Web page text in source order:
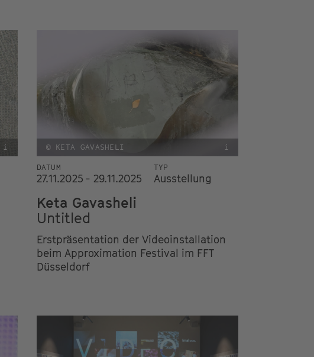
i © KETA GAVASHELI i
DATUM
27.11.2025 - 29.11.2025
TYP
Ausstellung
Keta Gavasheli
Untitled
Erstpräsentation der Videoinstallation
beim Approximation Festival im FFT
Düsseldorf